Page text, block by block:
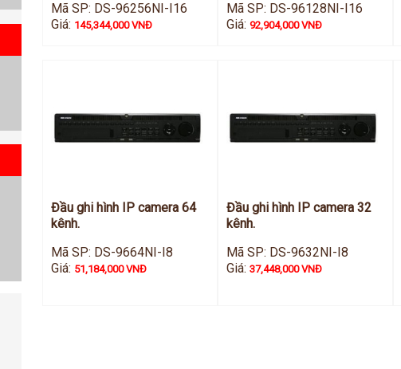
Mã SP: DS-96256NI-I16
Giá: 145,344,000 VNĐ
Mã SP: DS-96128NI-I16
Giá:92,904,000 VNĐ
Đầu ghi hình IP camera 64
kênh.
Mã SP: DS-9664NI-I8
Giá: 51,184,000 VNĐ
Đầu ghi hình IP camera 32
kênh.
Mã SP: DS-9632NI-I8
Giá:37,448,000 VNĐ